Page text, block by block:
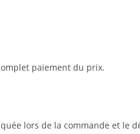
paiement du prix.
lors de la commande et